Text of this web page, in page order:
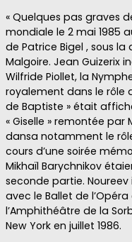
« Quelques pas graves
mondiale le 2 mai 1985
de Patrice Bigel , sous
Malgoire. Jean Guizerix
Wilfride Piollet, la
royalement dans le rôle
de Baptiste » était
« Giselle » remontée par
dansa notamment le
cours d’une soirée
Mikhaïl Barychnikov
seconde partie.
avec le Ballet de
l’Amphithéâtre de la
New York en juillet 1986.